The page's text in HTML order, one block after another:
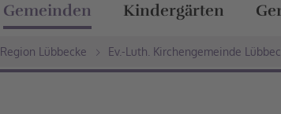
Gemeinden Kindergärten
Region Lübbecke Ev.-Luth. Kirchengemeinde